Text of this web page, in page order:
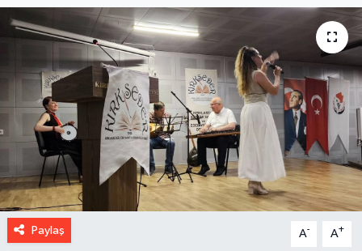
Paylaş A- A+